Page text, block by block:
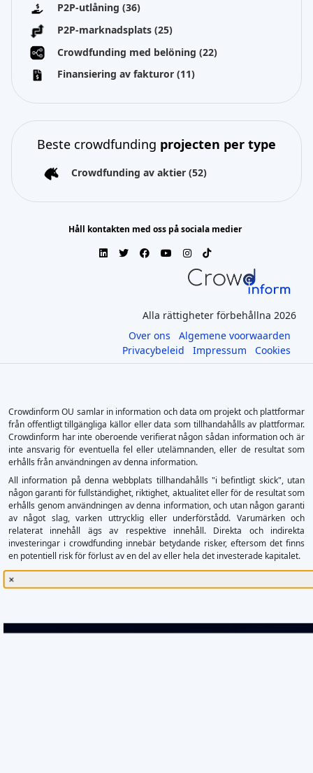
P2P-utlåning (36)
P2P-marknadsplats (25)
Crowdfunding med belöning (22)
Finansiering av fakturor (11)
Beste crowdfunding projecten per type
Crowdfunding av aktier (52)
Håll kontakten med oss på sociala medier
Alla rättigheter förbehållna 2026
Over ons
Algemene voorwaarden
Privacybeleid
Impressum Cookies
Crowdinform OU samlar in information och data om projekt och plattformar
från offentligt tillgängliga källor eller data som tillhandahålls av plattformar.
Crowdinform har inte oberoende verifierat någon sådan information och är
inte ansvarig för eventuella fel eller utelämnanden, eller de resultat som
erhålls från användningen av denna information.
All information på denna webbplats tillhandahålls "i befintligt skick", utan
någon garanti för fullständighet, riktighet, aktualitet eller för de resultat som
erhålls genom användningen av denna information, och utan någon garanti
av något slag, varken uttrycklig eller underförstådd. Varumärken och
relaterat innehåll ägs av respektive innehåll. Direkta och indirekta
investeringar i crowdfunding innebär betydande risker, eftersom det finns
en potentiell risk för förlust av en del av eller hela det investerade kapitalet.
×